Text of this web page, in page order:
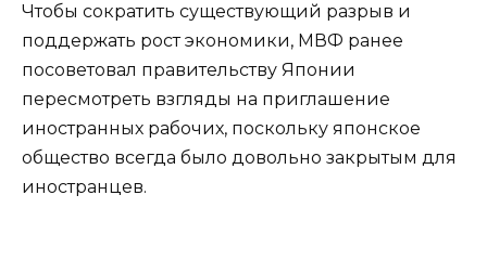
Чтобы сократить существующий разрыв и
поддержать рост экономики, МВФ ранее
посоветовал правительству Японии
пересмотреть взгляды на приглашение
иностранных рабочих, поскольку японское
общество всегда было довольно закрытым для
иностранцев.